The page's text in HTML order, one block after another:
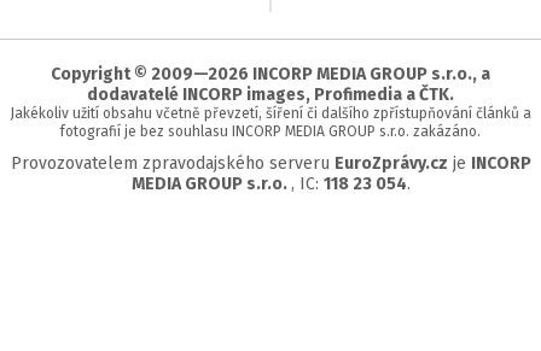
stránky
Copyright © 2009—2026 INCORP MEDIA GROUP s.r.o., a
dodavatelé INCORP images, Profimedia a ČTK.
Jakékoliv užití obsahu včetně převzetí, šíření či dalšího zpřístupňování článků a
fotografií je bez souhlasu INCORP MEDIA GROUP s.r.o. zakázáno.
Provozovatelem zpravodajského serveru EuroZprávy.cz je INCORP
MEDIA GROUP s.r.o. , IC: 118 23 054.